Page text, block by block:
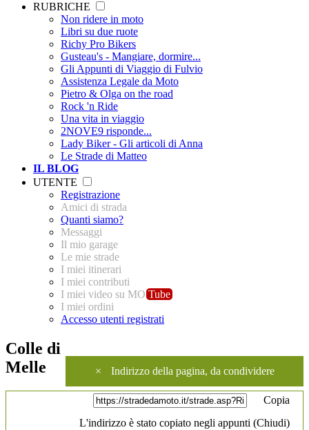
RUBRICHE
Non ridere in moto
Libri su due ruote
Richy Pro Bikers
Gusteau's - Mangiare, dormire...
Gli Appunti di Viaggio di Fulvio
Assistenza Legale da Moto
Pietro & Olga on the road
Rock 'n Ride
Una vita in viaggio
2NOVE9 risponde...
Lady Biker - Gli articoli di Anna
Le Strade di Matteo
IL BLOG
UTENTE
Registrazione
Amici di strada
Quanti siamo?
Messaggi
Il mio garage
Le mie strade
I miei itinerari
I miei contributi
I miei video su MO Tube
I miei ordini
Accesso utenti registrati
× Indirizzo della pagina, da condividere
Copia
L'indirizzo è stato copiato negli appunti (Chiudi)
Colle di
Melle